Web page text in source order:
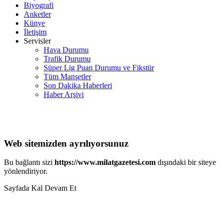
Biyografi
Anketler
Künye
İletişim
Servisler
Hava Durumu
Trafik Durumu
Süper Lig Puan Durumu ve Fikstür
Tüm Manşetler
Son Dakika Haberleri
Haber Arşivi
Web sitemizden ayrılıyorsunuz
Bu bağlantı sizi https://www.milatgazetesi.com dışındaki bir siteye
yönlendiriyor.
Sayfada Kal Devam Et